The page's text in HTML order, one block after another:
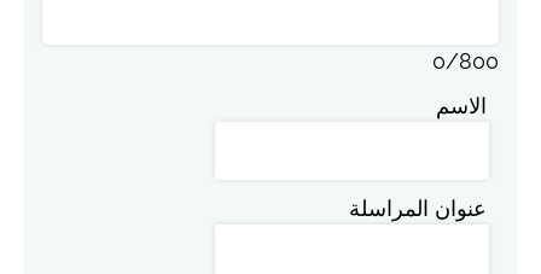
0/800
الاسم
عنوان المراسلة